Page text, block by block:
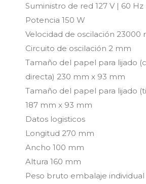
Suministro de red 127 V | 60 Hz
Potencia 150 W
Velocidad de oscilación 23000
Circuito de oscilación 2 mm
Tamaño del papel para lijado
directa) 230 mm x 93 mm
Tamaño del papel para lijado
187 mm x 93 mm
Datos logisticos
Longitud 270 mm
Ancho 100 mm
Altura 160 mm
Peso bruto embalaje individual